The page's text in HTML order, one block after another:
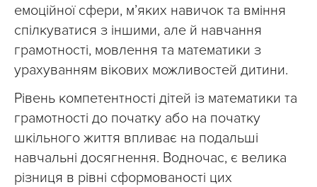
емоційної сфери, м’яких навичок та вміння
спілкуватися з іншими, але й навчання
грамотності, мовлення та математики з
урахуванням вікових можливостей дитини.
Рівень компетентності дітей із математики та
грамотності до початку або на початку
шкільного життя впливає на подальші
навчальні досягнення. Водночас, є велика
різниця в рівні сформованості цих